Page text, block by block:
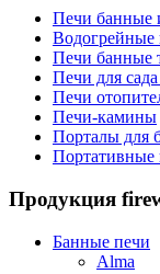
Печи банные
Водогрейные
Печи банные
Печи для
Печи
Печи-камины
Порталы для
Портативные
Продукция
Банные печи
Alma